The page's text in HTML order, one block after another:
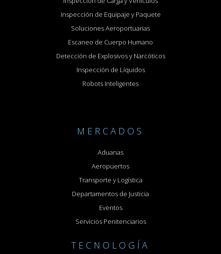
Inspección de Equipaje y Paquete
Soluciones Aeroportuarias
Escaneo de Cuerpo Humano
Detección de Explosivos y Narcóticos
Inspección de Líquidos
Robots Inteligentes
MERCADOS
Aduanas
Aeropuertos
Transporte y Logística
Departamentos de Justicia
Eventos
Servicios Penitenciarios
TECNOLOGÍA